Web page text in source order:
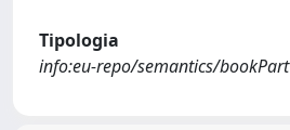
Tipologia
info:eu-repo/semantics/bookPart